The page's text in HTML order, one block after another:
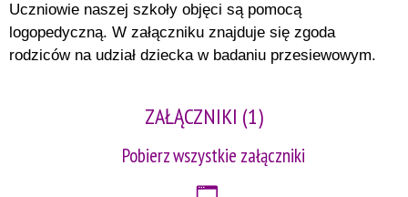
Uczniowie naszej szkoły objęci są pomocą
logopedyczną. W załączniku znajduje się zgoda
rodziców na udział dziecka w badaniu przesiewowym.
ZAŁĄCZNIKI (1)
Pobierz wszystkie załączniki